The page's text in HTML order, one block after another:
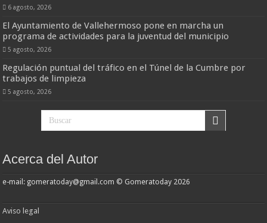
6 agosto, 2026
El Ayuntamiento de Vallehermoso pone en marcha un
programa de actividades para la juventud del municipio
5 agosto, 2026
Regulación puntual del tráfico en el Túnel de la Cumbre por
trabajos de limpieza
5 agosto, 2026
Acerca del Autor
e-mail: gomeratoday@gmail.com © Gomeratoday 2026
Aviso legal